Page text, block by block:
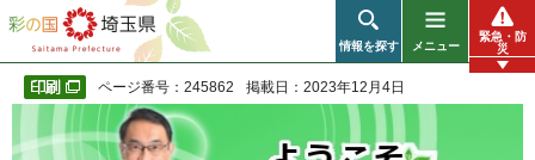
彩の国 埼玉県
情報を探す メニュー
緊急・防
災
ページ番号：245862 掲載日：2023年12月4日